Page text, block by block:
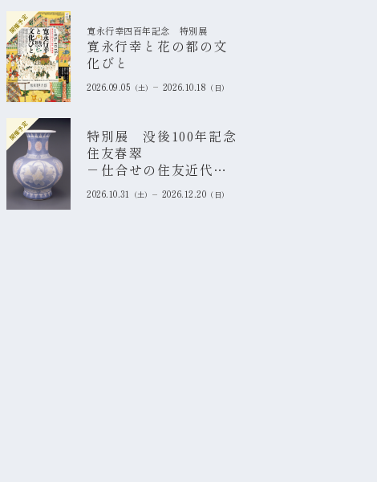
開催予定 寛永行幸四百年記念 特別展
寛永行幸と花の都の文
化びと
2026.09.05 土 2026.10.18 日
開催予定
特別展 没後100年記念
住友春翠
－仕合せの住友近代美
術コレクション
2026.10.31 土 2026.12.20 日